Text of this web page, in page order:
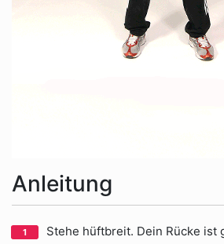
Anleitung
Stehe hüftbreit. Dein Rücke ist